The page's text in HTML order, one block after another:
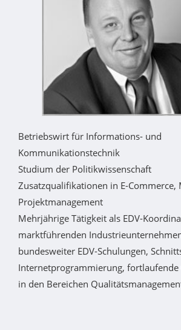
Betriebswirt für Informations- und
Kommunikationstechnik
Studium der Politikwissenschaft
Zusatzqualifikationen in E-Commerce,
Projektmanagement
Mehrjährige Tätigkeit als EDV-
marktführenden
bundesweiter EDV-Schulungen,
Internetprogrammierung,
in den Bereichen